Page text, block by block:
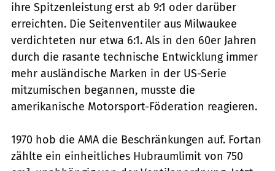
ihre Spitzenleistung erst ab 9:1 oder darüber
erreichten. Die Seitenventiler aus Milwaukee
verdichteten nur etwa 6:1. Als in den 60er Jahren
durch die rasante technische Entwicklung immer
mehr ausländische Marken in der US-Serie
mitzumischen begannen, musste die
amerikanische Motorsport-Föderation reagieren.
1970 hob die AMA die Beschränkungen auf. Fortan
zählte ein einheitliches Hubraumlimit von 750